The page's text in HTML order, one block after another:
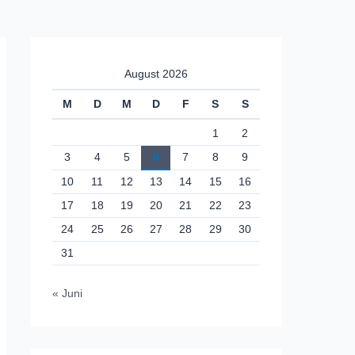
August 2026
M D M D F S S
1
2
3
4 5 6 7 8
9
10
11 12 13 14 15
16
17
18 19 20 21 22
23
24
25 26 27 28 29
30
31
« Juni